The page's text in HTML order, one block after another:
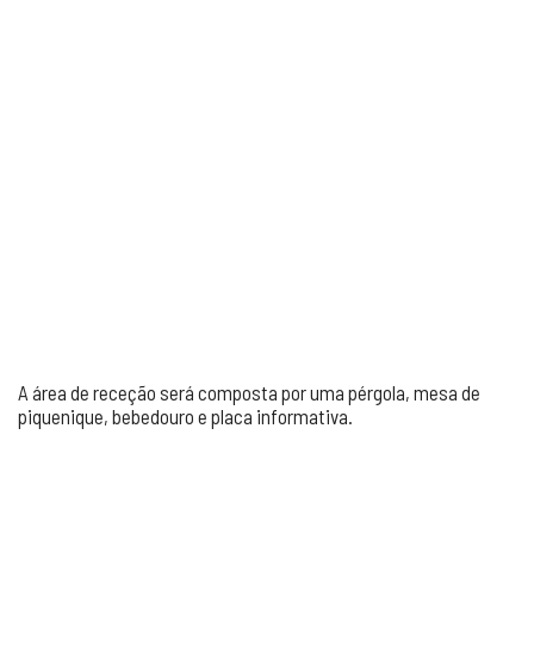
A área de receção será composta por uma pérgola, mesa de
piquenique, bebedouro e placa informativa.